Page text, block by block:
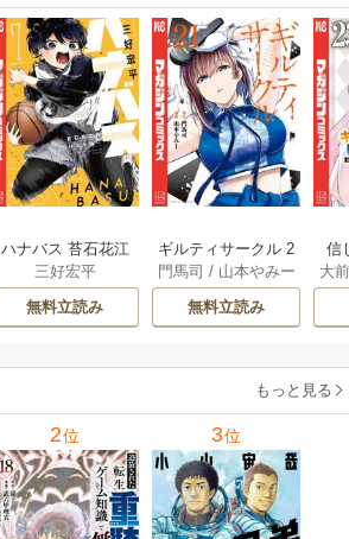
ハナバス 苔石花江
のバスケ論 7巻
三好宏平
無料立読み
ギルティサークル 2
1巻
門馬司 / 山本やみー
無料立読み
信
に
の
れ
メ
大
もっと見る
2位 3位